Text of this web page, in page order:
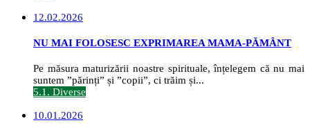
12.02.2026
NU MAI FOLOSESC EXPRIMAREA MAMA-PĂMÂNT
Pe măsura maturizării noastre spirituale, înțelegem că nu mai
suntem ”părinți” și ”copii”, ci trăim și...
5.1. Diverse
10.01.2026